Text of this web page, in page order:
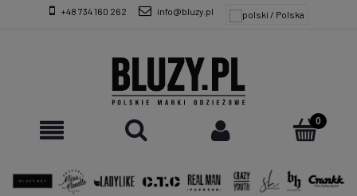
+48 734 160 262 info@bluzy.pl